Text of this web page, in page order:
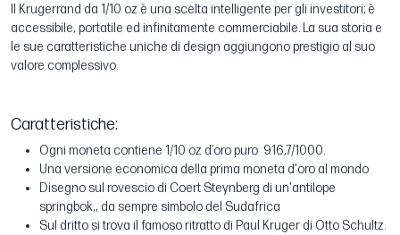
Il Krugerrand da 1/10 oz è una scelta intelligente per gli investitori; è
accessibile, portatile ed infinitamente commerciabile. La sua storia e
le sue caratteristiche uniche di design aggiungono prestigio al suo
valore complessivo.
Caratteristiche:
Ogni moneta contiene 1/10 oz d’oro puro 916,7/1000.
Una versione economica della prima moneta d'oro al mondo
Disegno sul rovescio di Coert Steynberg di un'antilope
springbok,, da sempre simbolo del Sudafrica
Sul dritto si trova il famoso ritratto di Paul Kruger di Otto Schultz.